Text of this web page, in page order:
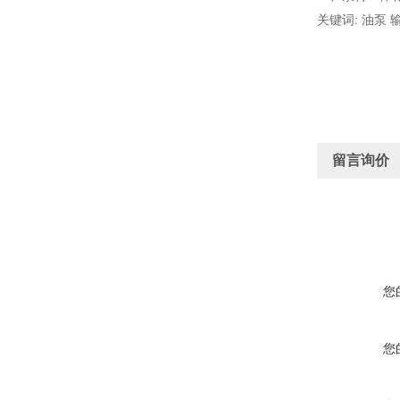
关键词: 油泵
留言询价
您
您